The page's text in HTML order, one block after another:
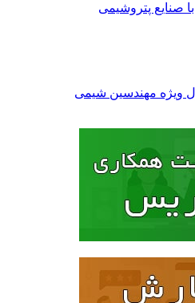
پتروشیمی
مهندسین شیمی